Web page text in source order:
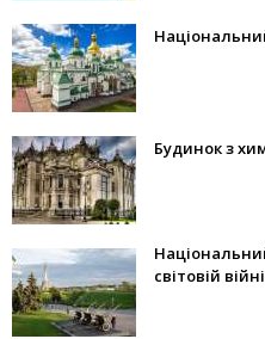
Будинок з
світовій війні